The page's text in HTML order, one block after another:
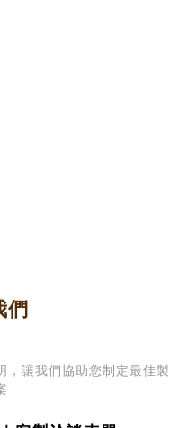
們
，讓我們協助您制定最佳製